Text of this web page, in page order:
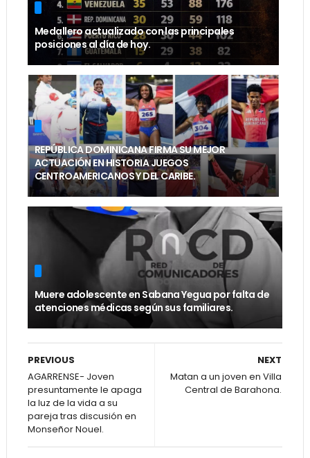
Medallero actualizado con las principales
posiciones al día de hoy.
REPÚBLICA DOMINICANA FIRMA SU MEJOR
ACTUACIÓN EN HISTORIA JUEGOS
CENTROAMERICANOS Y DEL CARIBE.
Muere adolescente en Sabana Yegua por falta de
atenciones médicas según sus familiares.
NEXT
Matan a un joven en Villa
Central de Barahona.
PREVIOUS
AGARRENSE- Joven
presuntamente le apaga
la luz de la vida a su
pareja tras discusión en
Monseñor Nouel.